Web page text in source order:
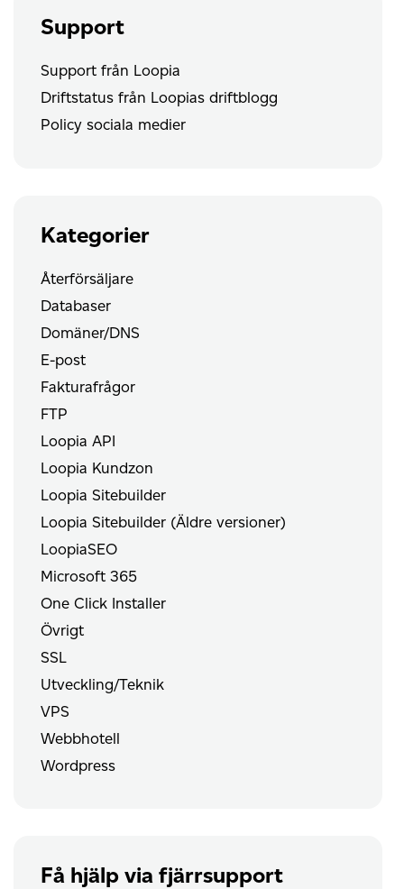
Support
Support från Loopia
Driftstatus från Loopias driftblogg
Policy sociala medier
Kategorier
Återförsäljare
Databaser
Domäner/DNS
E-post
Fakturafrågor
FTP
Loopia API
Loopia Kundzon
Loopia Sitebuilder
Loopia Sitebuilder (Äldre versioner)
LoopiaSEO
Microsoft 365
One Click Installer
Övrigt
SSL
Utveckling/Teknik
VPS
Webbhotell
Wordpress
Få hjälp via fjärrsupport